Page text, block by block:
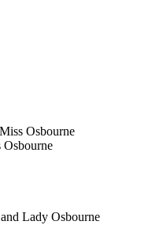
Osbourne
Osbourne
Lady Osbourne